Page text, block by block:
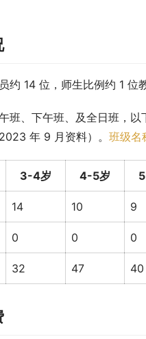
约 14 位，师生比例约 1 位
班、下午班、及全日班，
年 9 月资料）。 班级名
3-4岁 4-5岁
14 10 9
0 0 0
32 47 40